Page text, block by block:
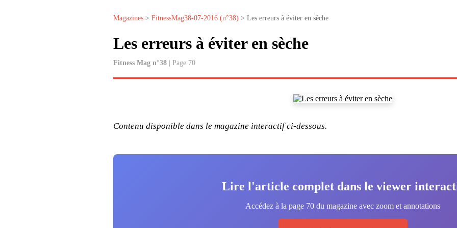
Magazines > FitnessMag38-07-2016 (n°38) > Les erreurs à éviter en sèche
Les erreurs à éviter en sèche
Fitness Mag n°38 | Page 70
Contenu disponible dans le magazine interactif ci-dessous.
Lire l'article complet dans le viewer
Accédez à la page 70 du magazine avec zoom et annotations